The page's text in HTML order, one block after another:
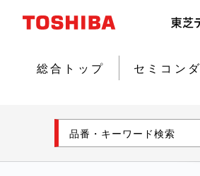
総合トップ セミコン
品番・キーワード検索